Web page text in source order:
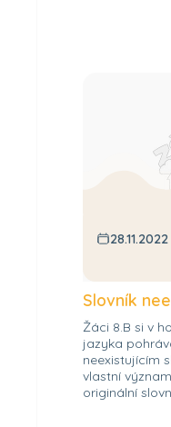
28.11.2022
Slovník
Žáci 8.B si v
jazyka
neexistujícím
vlastní
originální